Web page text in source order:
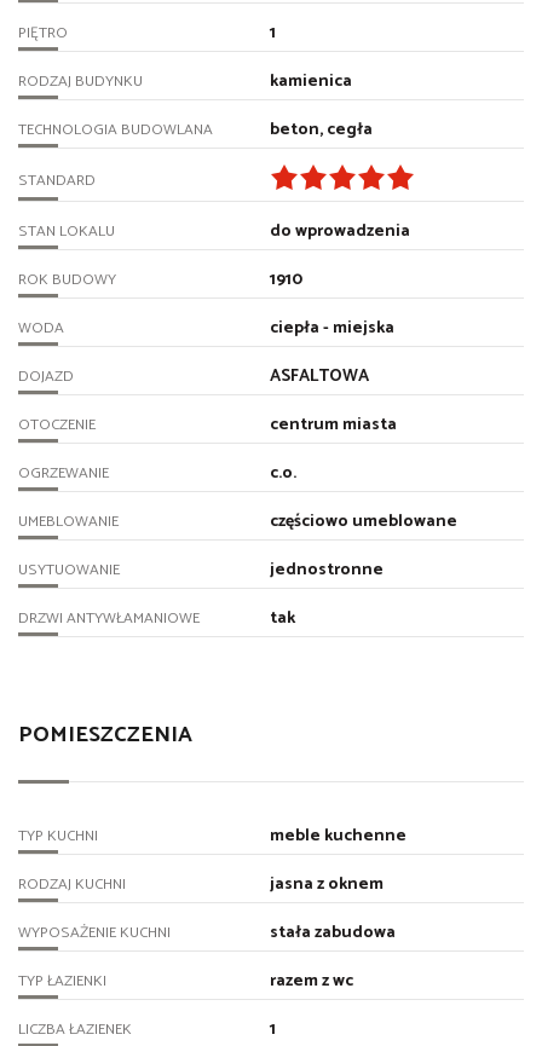
PIĘTRO 1
RODZAJ BUDYNKU kamienica
TECHNOLOGIA BUDOWLANA beton, cegła
STANDARD
STAN LOKALU do wprowadzenia
ROK BUDOWY 1910
WODA ciepła - miejska
DOJAZD ASFALTOWA
OTOCZENIE centrum miasta
OGRZEWANIE c.o.
UMEBLOWANIE częściowo umeblowane
USYTUOWANIE jednostronne
DRZWI ANTYWŁAMANIOWE tak
POMIESZCZENIA
TYP KUCHNI meble kuchenne
RODZAJ KUCHNI jasna z oknem
WYPOSAŻENIE KUCHNI stała zabudowa
TYP ŁAZIENKI razem z wc
LICZBA ŁAZIENEK 1